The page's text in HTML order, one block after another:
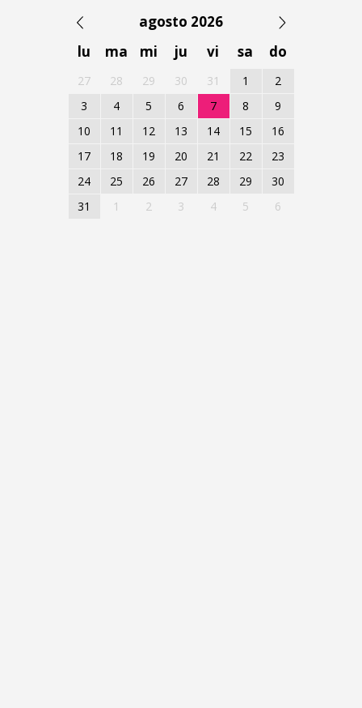
agosto 2026
lu
ma mi ju vi sa do
27 28 29 30 31 1
2
3
4 5 6 7 8
9
10
11 12 13 14 15
16
17
18 19 20 21 22
23
24
25 26 27 28 29
30
31
1 2 3 4 5 6